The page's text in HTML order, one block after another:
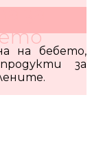
за
на бебето,
за